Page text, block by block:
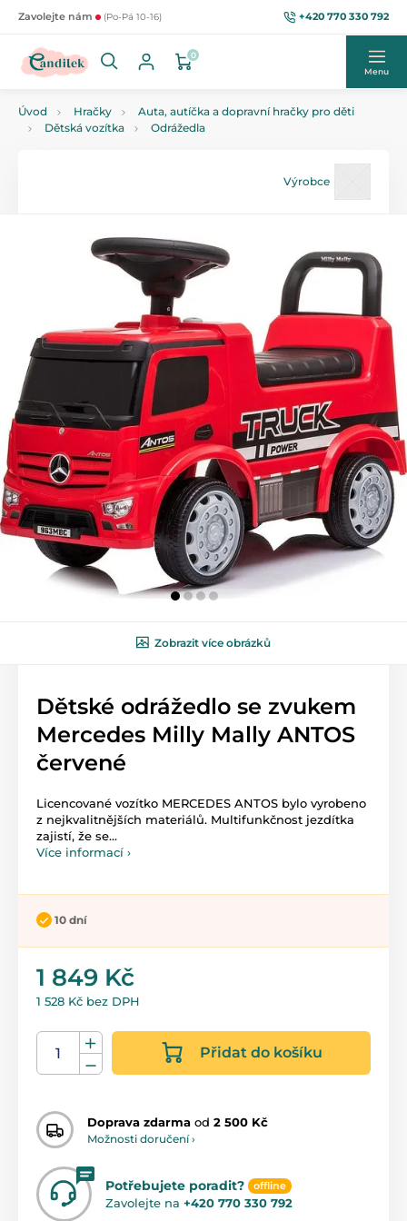
Zavolejte nám (Po-Pá 10-16) +420 770 330 792
0
Menu
Úvod Hračky
Auta, autíčka a dopravní hračky pro děti
Dětská vozítka
Odrážedla
Výrobce
Zobrazit více obrázků
Dětské odrážedlo se zvukem
Mercedes Milly Mally ANTOS
červené
Licencované vozítko MERCEDES ANTOS bylo vyrobeno
z nejkvalitnějších materiálů. Multifunkčnost jezdítka
zajistí, že se...
Více informací ›
10 dní
1 849 Kč
1 528 Kč bez DPH
Přidat do košíku
Doprava zdarma od 2 500 Kč
Možnosti doručení ›
Potřebujete poradit? offline
Zavolejte na +420 770 330 792